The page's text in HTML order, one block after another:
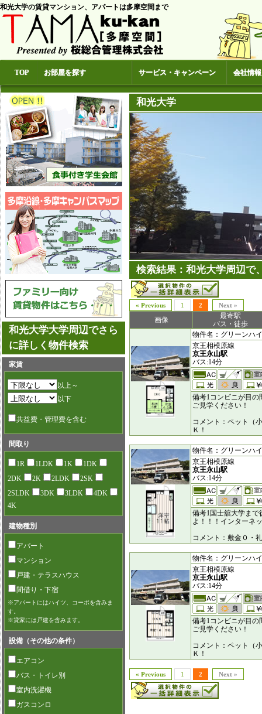
和光大学の賃貸マンション、アパートは多摩空間まで
TOP お部屋を探す サービス・キャンペーン 会社情報
和光大学
検索結果：和光大学周辺で
« Previous 1 2 Next »
画像
最寄駅
バス・徒歩
物件名：グリーンハ
京王相模原線
京王永山駅
バス:14分
備考1コンビニが目の
ご見学ください！
コメント：ペット（
Ｋ！
物件名：グリーンハ
京王相模原線
京王永山駅
バス:14分
備考1国士舘大学ま
よ！！！インターネ
コメント：敷金０・
物件名：グリーンハ
京王相模原線
京王永山駅
バス:14分
備考1コンビニが目の
ご見学ください！
コメント：ペット（
Ｋ！
« Previous 1 2 Next »
和光大学大学周辺でさら
に詳しく物件検索
家賃
以上～
以下
共益費・管理費を含む
間取り
1R 1LDK 1K
1DK
2DK
2K 2LDK
2SK
2SLDK
3DK 3LDK
4DK
4K
建物種別
アパート
マンション
戸建・テラスハウス
間借り・下宿
※アパートにはハイツ、コーポを含みま
す。
※貸家には戸建を含みます。
設備（その他の条件）
エアコン
バス・トイレ別
室内洗濯機
ガスコンロ